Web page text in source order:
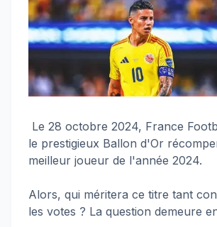
Le 28 octobre 2024, France
le prestigieux Ballon d'Or
meilleur joueur de l'année 2024.
Alors, qui méritera ce titre tant
les votes ? La question demeure